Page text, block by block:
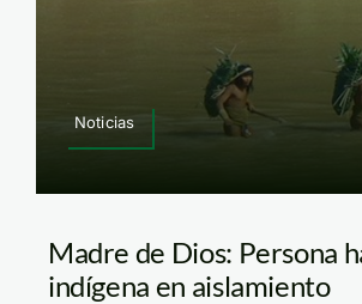
Noticias
Madre de Dios: Persona
indígena en aislamiento